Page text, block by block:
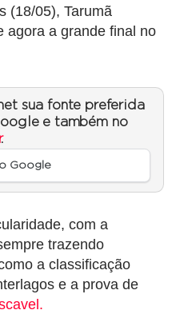
(18/05), Tarumã
agora a grande final no
sua fonte preferida
e também no
.
Google
com a
trazendo
a classificação
e a prova de